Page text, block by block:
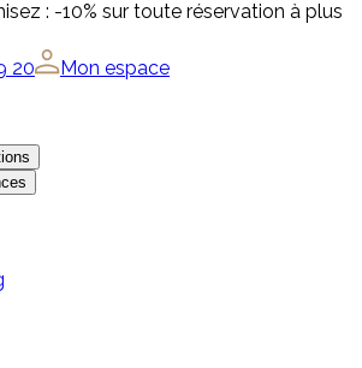
: -10% sur toute réservation à plus
20
Mon espace